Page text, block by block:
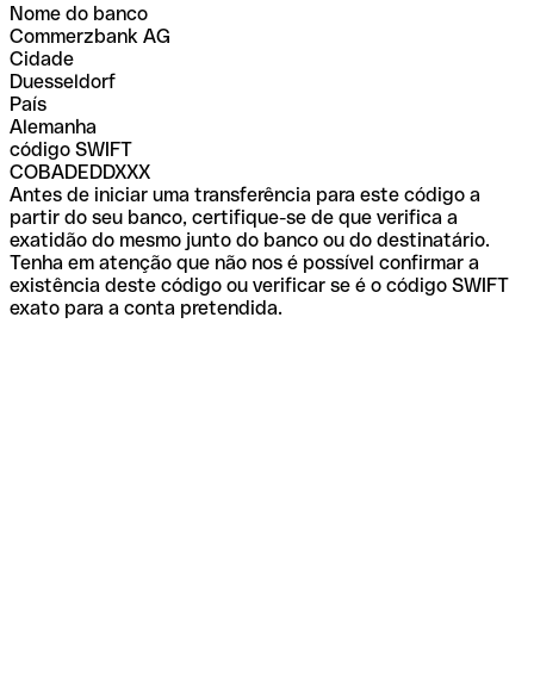
Nome do banco
Commerzbank AG
Cidade
Duesseldorf
País
Alemanha
código SWIFT
COBADEDDXXX
Antes de iniciar uma transferência para este código a
partir do seu banco, certifique-se de que verifica a
exatidão do mesmo junto do banco ou do destinatário.
Tenha em atenção que não nos é possível confirmar a
existência deste código ou verificar se é o código SWIFT
exato para a conta pretendida.